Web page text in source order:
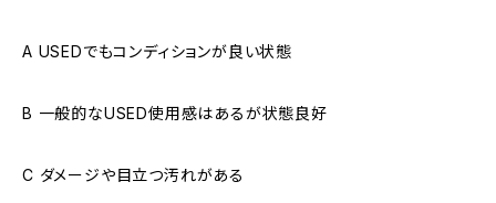
A USEDでもコンディションが良い状態
B 一般的なUSED使用感はあるが状態良好
C ダメージや目立つ汚れがある